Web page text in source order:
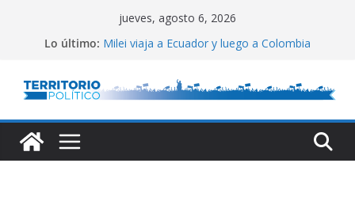
jueves, agosto 6, 2026
Lo último: Milei viaja a Ecuador y luego a Colombia
Reservas del Central: gran aumento